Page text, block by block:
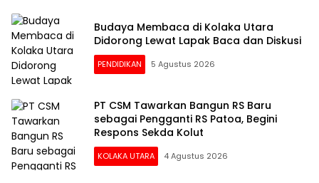
Budaya Membaca di Kolaka Utara
Didorong Lewat Lapak Baca dan Diskusi
PENDIDIKAN 5 Agustus 2026
PT CSM Tawarkan Bangun RS Baru
sebagai Pengganti RS Patoa, Begini
Respons Sekda Kolut
KOLAKA UTARA 4 Agustus 2026